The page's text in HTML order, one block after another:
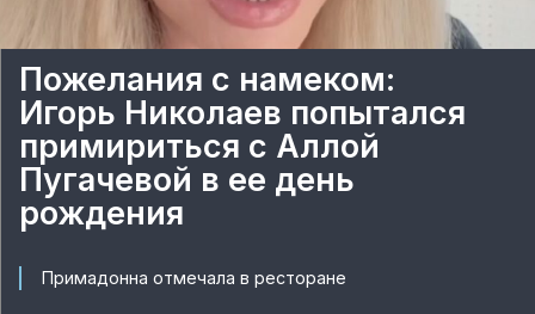
Пожелания с намеком:
Игорь Николаев попытался
примириться с Аллой
Пугачевой в ее день
рождения
Примадонна отмечала в ресторане